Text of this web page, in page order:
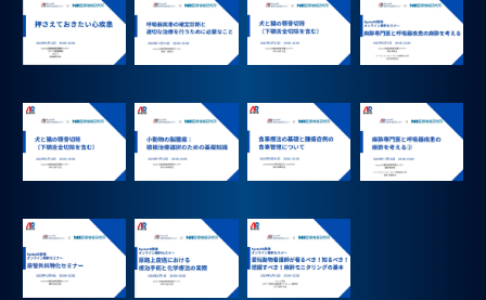
よくあるご質問
著作権について
お問合せ